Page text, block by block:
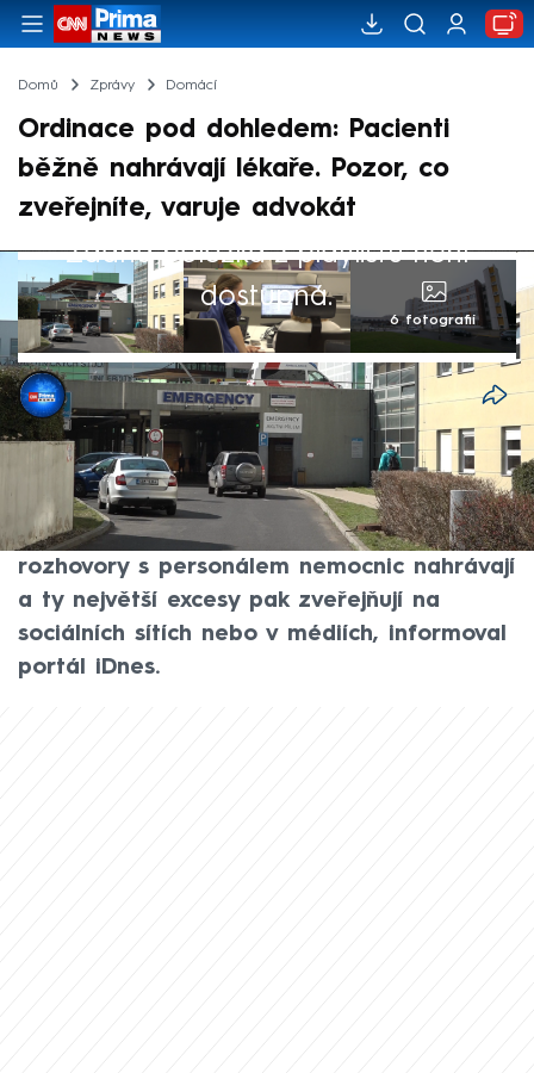
Domů Zprávy Domácí
Ordinace pod dohledem: Pacienti
běžně nahrávají lékaře. Pozor, co
zveřejníte, varuje advokát
Žádná položka z playlistu není
dostupná.
6 fotografií
CNN Prima NEWS
27. čvc 2025, 06:11
Lékaři si často stěžují na agresivitu
pacientů, pacienti zase na nevhodné
chování zdravotníků. Ti si dokonce
rozhovory s personálem nemocnic nahrávají
a ty největší excesy pak zveřejňují na
sociálních sítích nebo v médiích, informoval
portál iDnes.